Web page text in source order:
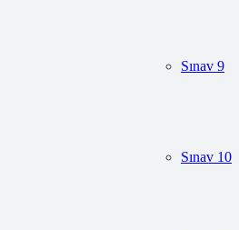
Sınav 9
Sınav 10